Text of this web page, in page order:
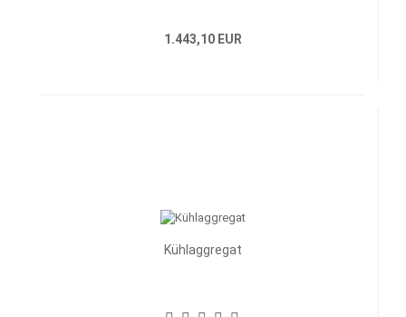
1.443,10 EUR
Kühlaggregat